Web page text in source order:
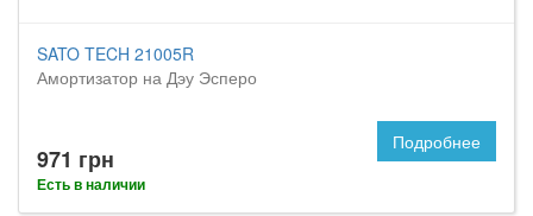
SATO TECH 21005R
Амортизатор на Дэу Эсперо
971 грн
Есть в наличии
Подробнее